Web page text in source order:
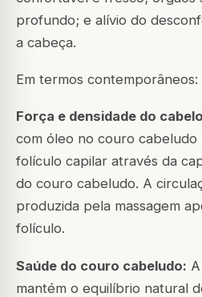
profundo; e alívio do
a cabeça.
Em termos contemporâneos:
Força e densidade do
com óleo no couro
folículo capilar através da
do couro cabeludo. A
produzida pela massagem
folículo.
Saúde do couro cabeludo:
mantém o equilíbrio natural